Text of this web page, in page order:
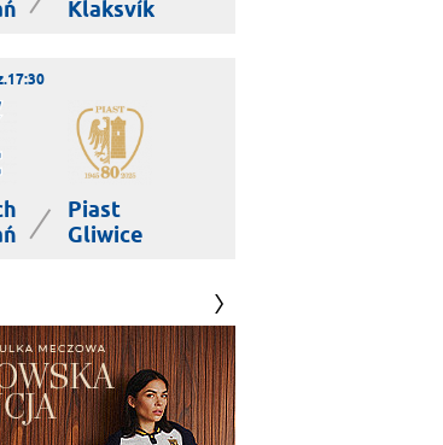
Klaksvík
|
Piast
Gliwice